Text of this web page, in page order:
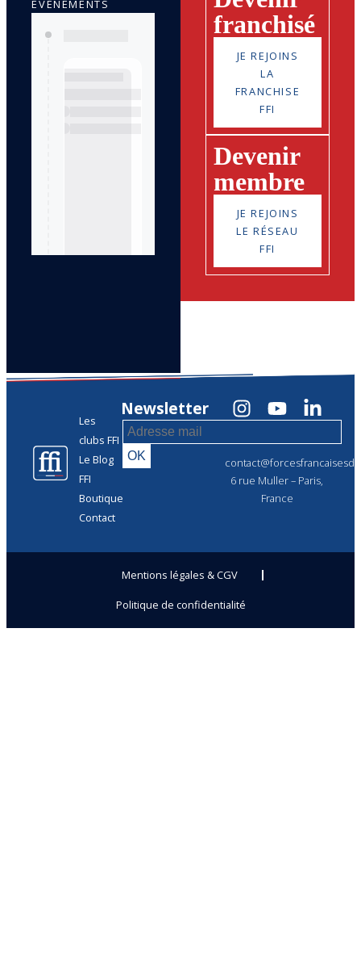
franchisé
JE REJOINS
LA
FRANCHISE
FFI
Devenir
membre
JE REJOINS
LE RÉSEAU
FFI
ÉVÉNEMENTS
Les
clubs FFI
Le Blog
FFI
Boutique
Contact
6 rue Muller – Paris,
France
Newsletter
Mentions légales & CGV
Politique de confidentialité